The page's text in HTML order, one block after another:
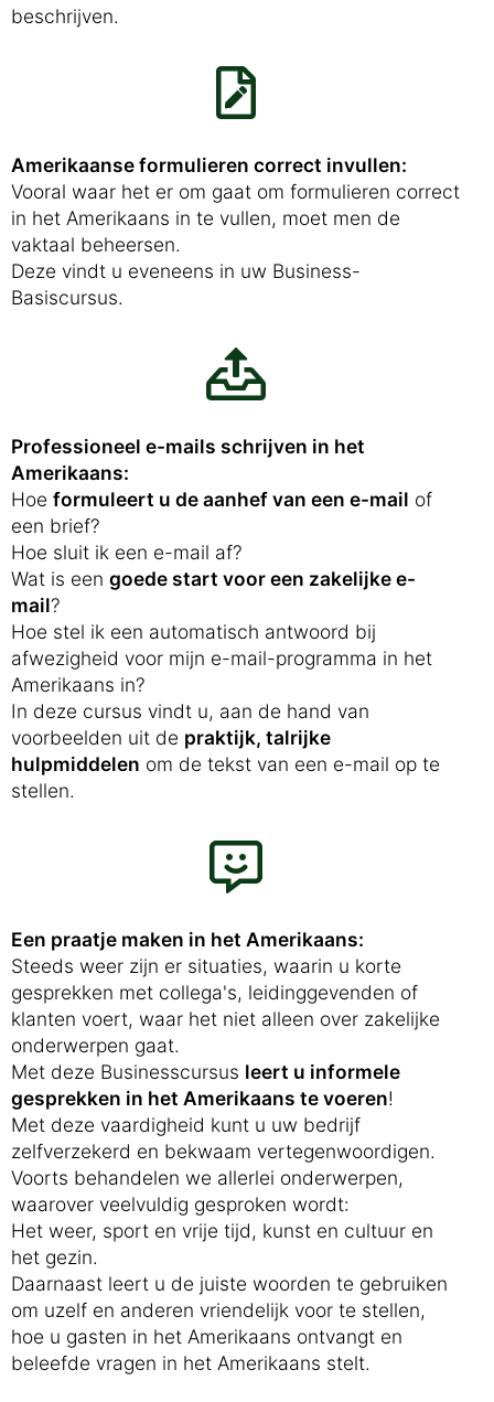
beschrijven.
Amerikaanse formulieren correct invullen:
Vooral waar het er om gaat om formulieren correct
in het Amerikaans in te vullen, moet men de
vaktaal beheersen.
Deze vindt u eveneens in uw Business-
Basiscursus.
Professioneel e-mails schrijven in het
Amerikaans:
Hoe formuleert u de aanhef van een e-mail of
een brief?
Hoe sluit ik een e-mail af?
Wat is een goede start voor een zakelijke e-
mail?
Hoe stel ik een automatisch antwoord bij
afwezigheid voor mijn e-mail-programma in het
Amerikaans in?
In deze cursus vindt u, aan de hand van
voorbeelden uit de praktijk, talrijke
hulpmiddelen om de tekst van een e-mail op te
stellen.
Een praatje maken in het Amerikaans:
Steeds weer zijn er situaties, waarin u korte
gesprekken met collega's, leidinggevenden of
klanten voert, waar het niet alleen over zakelijke
onderwerpen gaat.
Met deze Businesscursus leert u informele
gesprekken in het Amerikaans te voeren!
Met deze vaardigheid kunt u uw bedrijf
zelfverzekerd en bekwaam vertegenwoordigen.
Voorts behandelen we allerlei onderwerpen,
waarover veelvuldig gesproken wordt:
Het weer, sport en vrije tijd, kunst en cultuur en
het gezin.
Daarnaast leert u de juiste woorden te gebruiken
om uzelf en anderen vriendelijk voor te stellen,
hoe u gasten in het Amerikaans ontvangt en
beleefde vragen in het Amerikaans stelt.